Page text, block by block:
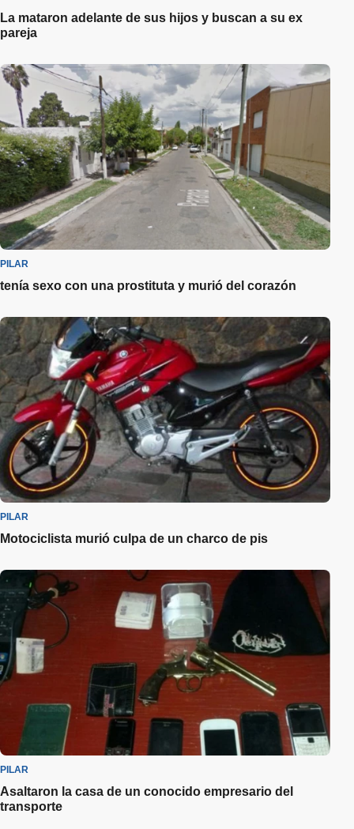
La mataron adelante de sus hijos y buscan a su ex
pareja
PILAR
tenía sexo con una prostituta y murió del corazón
PILAR
Motociclista murió culpa de un charco de pis
PILAR
Asaltaron la casa de un conocido empresario del
transporte